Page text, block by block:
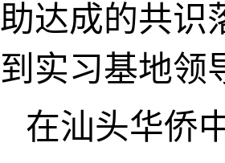
助达成的共识
到实习基地领
在汕头华